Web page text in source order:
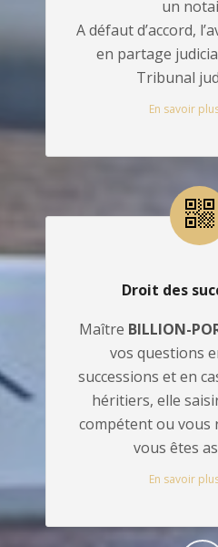
un
A défaut d’accord,
en partage
Tribunal
En savoir
Droit des
Maître BILLION-
vos questions
successions et en
héritiers, elle
compétent ou vous
vous êtes
En savoir